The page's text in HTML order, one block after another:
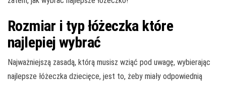
Rozmiar i typ łóżeczka które
najlepiej wybrać
Najważniejszą zasadą, którą musisz wziąć pod uwagę, wybierając
najlepsze łóżeczka dziecięce, jest to, żeby miały odpowiednią